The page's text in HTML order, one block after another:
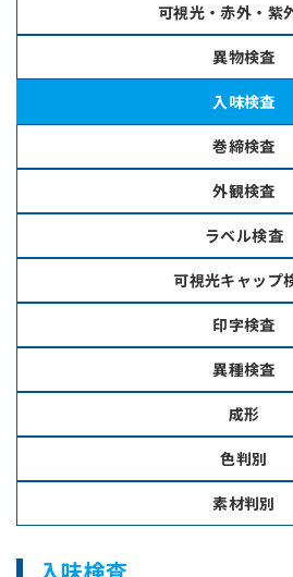
可視光・赤外・紫
異物検査
入味検査
巻締検査
外観検査
ラベル検査
可視光キャップ
印字検査
異種検査
成形
色判別
素材判別